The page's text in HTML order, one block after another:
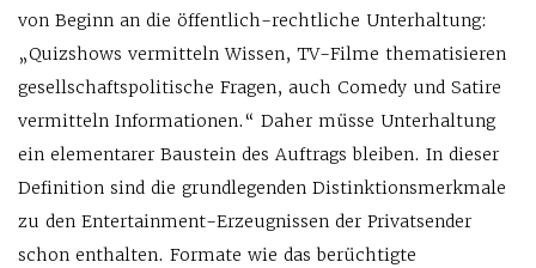
von Beginn an die öffentlich-rechtliche Unterhaltung:
„Quizshows vermitteln Wissen, TV-Filme thematisieren
gesellschaftspolitische Fragen, auch Comedy und Satire
vermitteln Informationen.“ Daher müsse Unterhaltung
ein elementarer Baustein des Auftrags bleiben. In dieser
Definition sind die grundlegenden Distinktionsmerkmale
zu den Entertainment-Erzeugnissen der Privatsender
schon enthalten. Formate wie das berüchtigte